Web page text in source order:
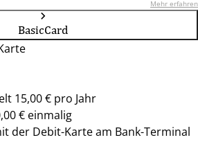
Mehr erfahren
BasicCard
15,00 € pro Jahr
€ einmalig
der Debit-Karte am Bank-Terminal